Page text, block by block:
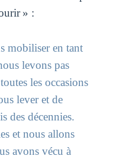
» :
mobiliser en tant
levons pas
les occasions
lever et de
des décennies.
et nous allons
avons vécu à